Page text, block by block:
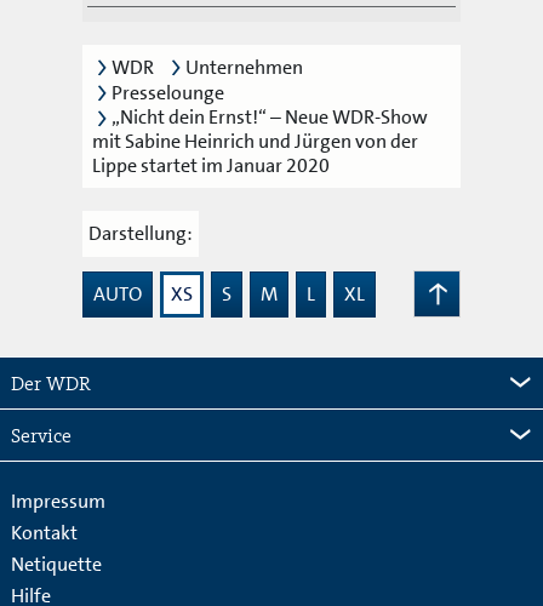
WDR
Unternehmen
Presselounge
„Nicht dein Ernst!“ – Neue WDR-Show
mit Sabine Heinrich und Jürgen von der
Lippe startet im Januar 2020
Darstellung:
AUTO XS S M L
XL
Zum
Der WDR
Service
Impressum
Kontakt
Netiquette
Hilfe